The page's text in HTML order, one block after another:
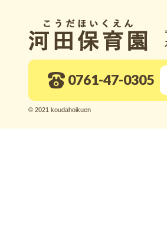
0761-47-0305
© 2021 koudahoikuen